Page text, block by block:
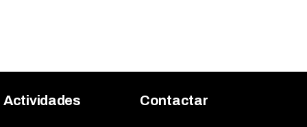
Actividades Contactar